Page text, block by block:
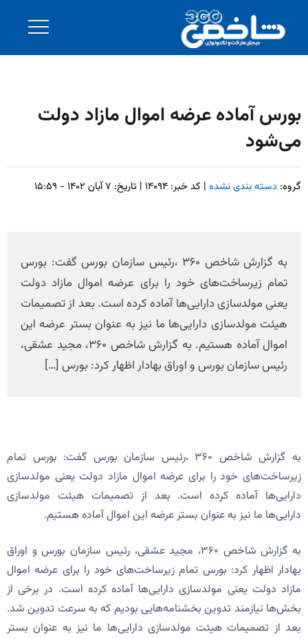
بورس آماده عرضه اموال مازاد دولت
می‌شود
گروه: دسته بندی نشده | کد خبر: ۱۴۰۹۴ | تاریخ: ۷ آبان ۱۴۰۲ - ۱۵:۵۹
به گزارش شاخص ۳۶۰ ،رئیس سازمان بورس گفت: بورس
تمام زیرساخت‌های خود را برای عرضه اموال مازاد دولت
یعنی مولدسازی دارایی‌ها آماده کرده است. بعد از تصمیمات
هیئت مولدسازی دارایی‌ها ما نیز به عنوان بستر عرضه این
اموال آماده هستیم. به گزارش شاخص ۳۶۰، مجید عشقی،
رئیس سازمان بورس و اوراق بهادار اظهار کرد: بورس […]
به گزارش شاخص ۳۶۰ ،رئیس سازمان بورس گفت: بورس تمام
زیرساخت‌های خود را برای عرضه اموال مازاد دولت یعنی مولدسازی
دارایی‌ها آماده کرده است. بعد از تصمیمات هیئت مولدسازی
دارایی‌ها ما نیز به عنوان بستر عرضه این اموال آماده هستیم.
به گزارش شاخص ۳۶۰، مجید عشقی، رئیس سازمان بورس و اوراق
بهادار اظهار کرد: بورس تمام زیرساخت‌های خود را برای عرضه اموال
مازاد دولت یعنی مولدسازی دارایی‌ها آماده کرده است. در برخی از
بخش‌ها نیازمند تدوین بخشنامه‌هایی بودیم که به سرعت تدوین شد.
بعد از تصمیمات هیئت مولدسازی دارایی‌ها ما نیز به عنوان بستر